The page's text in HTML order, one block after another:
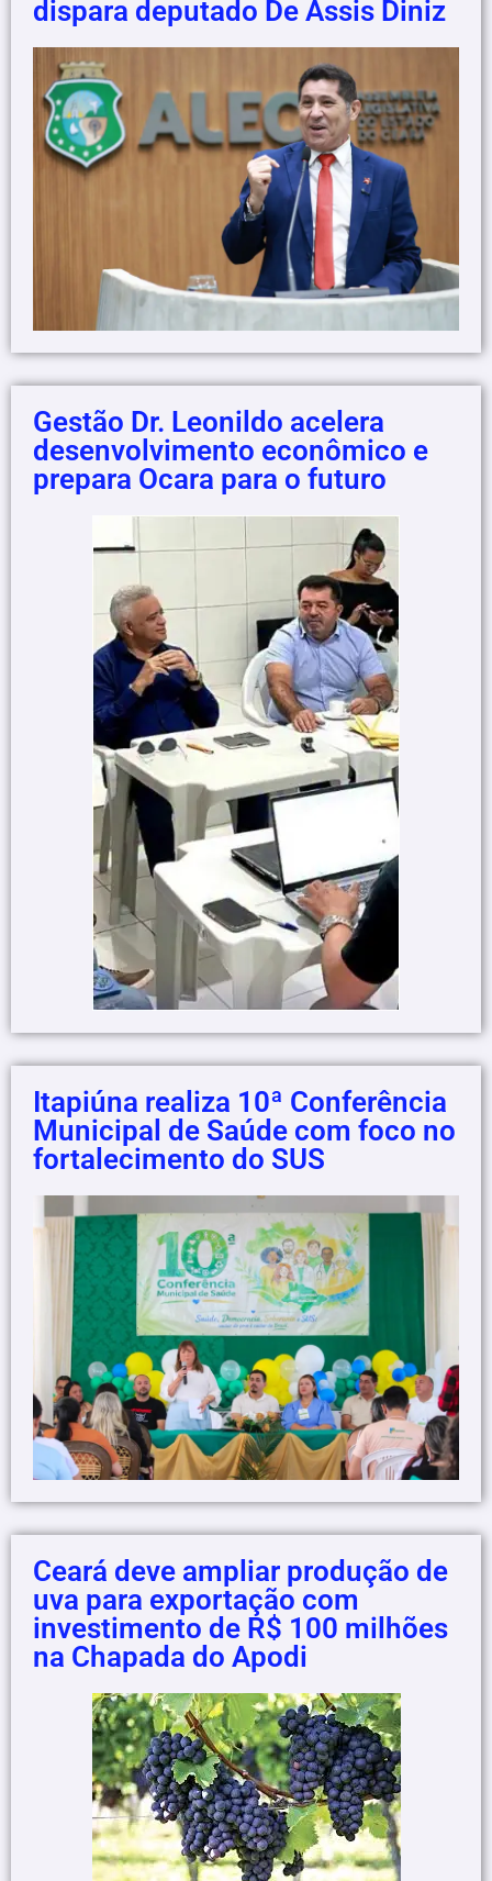
dispara deputado De Assis Diniz
Gestão Dr. Leonildo acelera
desenvolvimento econômico e
prepara Ocara para o futuro
Itapiúna realiza 10ª Conferência
Municipal de Saúde com foco no
fortalecimento do SUS
Ceará deve ampliar produção de
uva para exportação com
investimento de R$ 100 milhões
na Chapada do Apodi